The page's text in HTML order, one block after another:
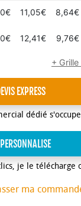
avec 2,3
nous ne
-
Dès 1
11,05€ 8,64€
12,41€ 9,76€
+
EXPRESS
dédié
je le télécharge
ma